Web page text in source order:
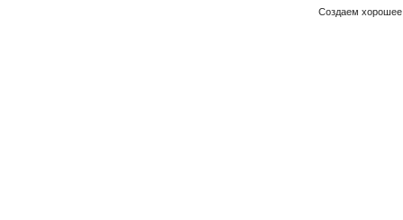
Создаем